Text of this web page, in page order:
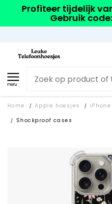
Profiteer tijdelijk
Gebruik
menu
Home / Apple hoesjes /
/ Shockproof cases